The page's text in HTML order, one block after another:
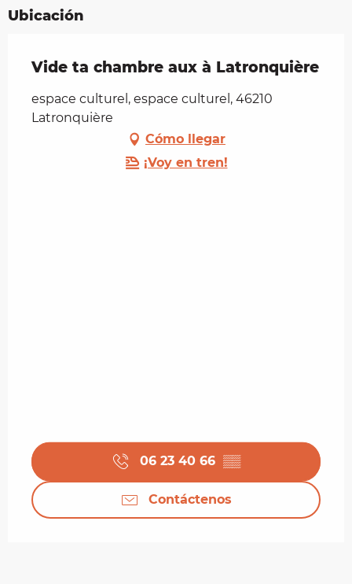
Ubicación
Vide ta chambre aux à Latronquière
espace culturel, espace culturel, 46210
Latronquière
Cómo llegar
¡Voy en tren!
06 23 40 66 ▒▒
Contáctenos